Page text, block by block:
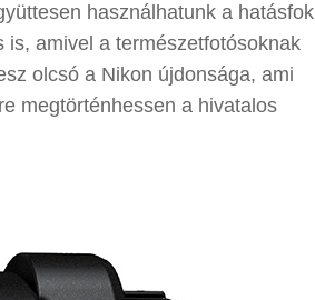
használhatunk a hatásfok
amivel a természetfotósoknak
olcsó a Nikon újdonsága, ami
megtörténhessen a hivatalos